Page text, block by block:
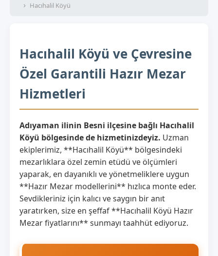
Hacıhalil Köyü
Hacıhalil Köyü ve Çevresine
Özel Garantili Hazır Mezar
Hizmetleri
Adıyaman ilinin Besni ilçesine bağlı Hacıhalil
Köyü bölgesinde de hizmetinizdeyiz. Uzman
ekiplerimiz, **Hacıhalil Köyü** bölgesindeki
mezarlıklara özel zemin etüdü ve ölçümleri
yaparak, en dayanıklı ve yönetmeliklere uygun
**Hazır Mezar modellerini** hızlıca monte eder.
Sevdikleriniz için kalıcı ve saygın bir anıt
yaratırken, size en şeffaf **Hacıhalil Köyü Hazır
Mezar fiyatlarını** sunmayı taahhüt ediyoruz.